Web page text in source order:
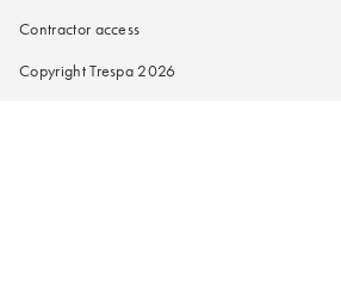
Contractor access
Copyright Trespa 2026